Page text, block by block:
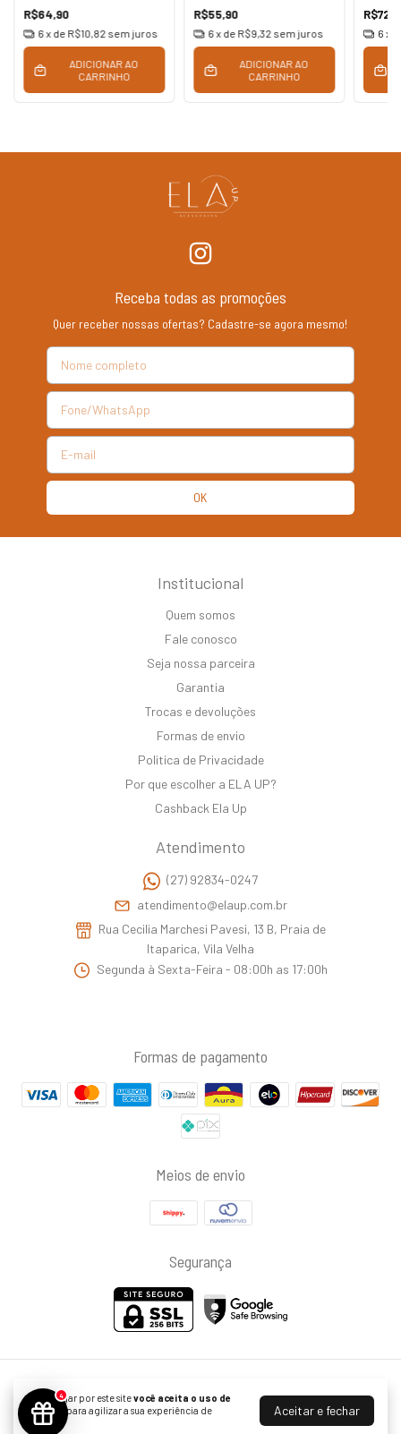
Ao navegar por este sitevocê aceita o uso de
cookies
para agilizar a sua experiência de
compra.
Aceitar e fechar
R$64,90
6x de R$10,82 sem juros
ADICIONAR AO
CARRINHO
R$55,90
6x de R$9,32 sem juros
ADICIONAR AO
CARRINHO
6 x
Receba todas as promoções
Quer receber nossas ofertas? Cadastre-se agora mesmo!
Institucional
Quem somos
Fale conosco
Seja nossa parceira
Garantia
Trocas e devoluções
Formas de envio
Politica de Privacidade
Por que escolher a ELA UP?
Cashback Ela Up
Atendimento
(27) 92834-0247
atendimento@elaup.com.br
Rua Cecilia Marchesi Pavesi, 13 B, Praia de
Itaparica, Vila Velha
Segunda à Sexta-Feira - 08:00h as 17:00h
Formas de pagamento
Meios de envio
Segurança
©2026. ELA UP COMERCIO E CONFECCAO DE ACESSORIOS DE MODA LTDA -
48390584000185. Todos os direitos reservados.
4